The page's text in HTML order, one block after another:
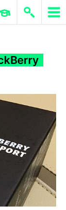
ERP 與商業 AI